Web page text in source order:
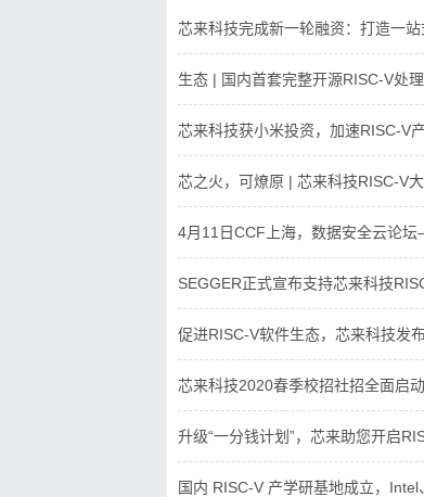
芯来科技完成新一轮融资：打造一
生态 | 国内首套完整开源RISC-V处
芯来科技获小米投资，加速RISC-V
芯之火，可燎原 | 芯来科技RISC-V大
4月11日CCF上海，数据安全云论
SEGGER正式宣布支持芯来科技
促进RISC-V软件生态，芯来科技发
芯来科技2020春季校招社招全面启动
升级“一分钱计划”，芯来助您开启
国内 RISC-V 产学研基地成立，Intel